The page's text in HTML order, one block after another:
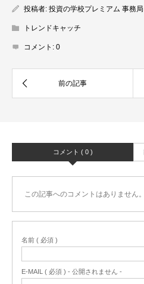
投稿者: 投資の学校プレミアム 事務局
トレンドキャッチ
コメント: 0
コメント ( 0 )
この記事へのコメントはありません。
名前 ( 必須 )
E-MAIL ( 必須 ) - 公開されません -